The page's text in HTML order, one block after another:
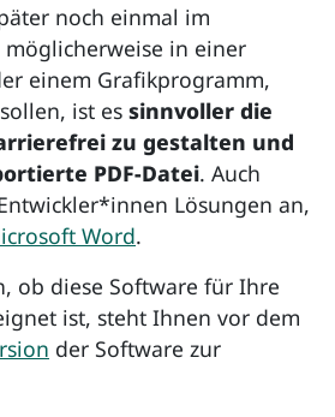
noch einmal im
möglicherweise in einer
einem Grafikprogramm,
ist es sinnvoller die
zu gestalten und
PDF-Datei. Auch
Lösungen an,
Word.
ob diese Software für Ihre
ist, steht Ihnen vor dem
der Software zur